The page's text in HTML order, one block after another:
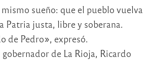
sueño: que el pueblo vuelva
Patria justa, libre y soberana.
de Pedro», expresó.
de La Rioja, Ricardo